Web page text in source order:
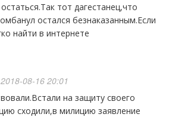
тот дагестанец,что
остался безнаказанным.Если
найти в интернете
08-16 20:01
сходили,в милицию заявление